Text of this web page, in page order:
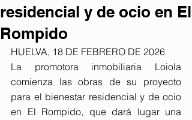
residencial y de ocio en El
Rompido
HUELVA, 18 DE FEBRERO DE 2026
La promotora inmobiliaria Loiola
comienza las obras de su proyecto
para el bienestar residencial y de ocio
en El Rompido, que dará lugar una